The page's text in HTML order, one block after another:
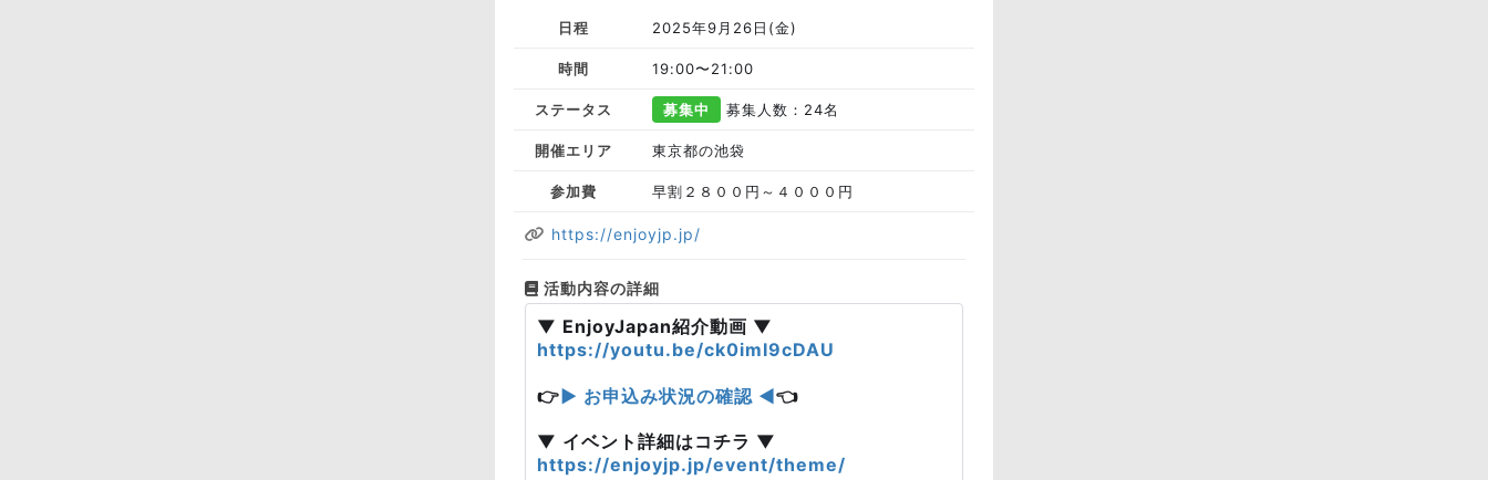
日程 2025年9月26日(金)
時間 19:00〜21:00
ステータス 募集中 募集人数：24名
開催エリア 東京都の池袋
参加費 早割２８００円～４０００円
https://enjoyjp.jp/
活動内容の詳細
▼ EnjoyJapan紹介動画 ▼
https://youtu.be/ck0imI9cDAU
👉▶ お申込み状況の確認 ◀👈
▼ イベント詳細はコチラ ▼
https://enjoyjp.jp/event/theme/